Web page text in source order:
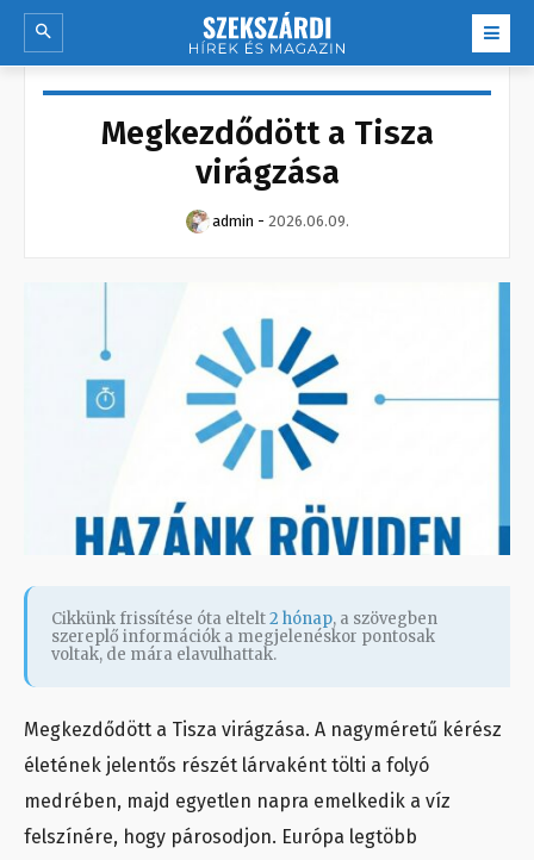
Megkezdődött a Tisza
virágzása
admin - 2026.06.09.
Cikkünk frissítése óta eltelt2 hónap, a szövegben
szereplő információk a megjelenéskor pontosak
voltak, de mára elavulhattak.
Megkezdődött a Tisza virágzása. A nagyméretű kérész
életének jelentős részét lárvaként tölti a folyó
medrében, majd egyetlen napra emelkedik a víz
felszínére, hogy párosodjon. Európa legtöbb